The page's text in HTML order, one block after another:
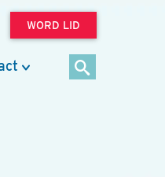
WORD LID